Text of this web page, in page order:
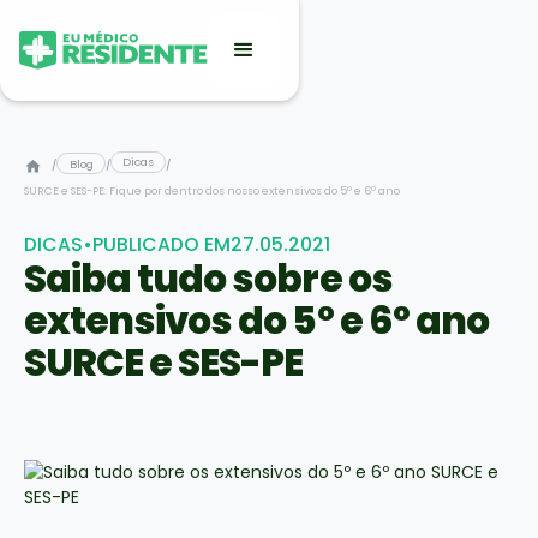
/ Blog / Dicas
/
SURCE e SES-PE: Fique por dentro dos nosso extensivos do 5º e 6º ano
DICAS•PUBLICADO EM27.05.2021
Saiba tudo sobre os
extensivos do 5º e 6º ano
SURCE e SES-PE